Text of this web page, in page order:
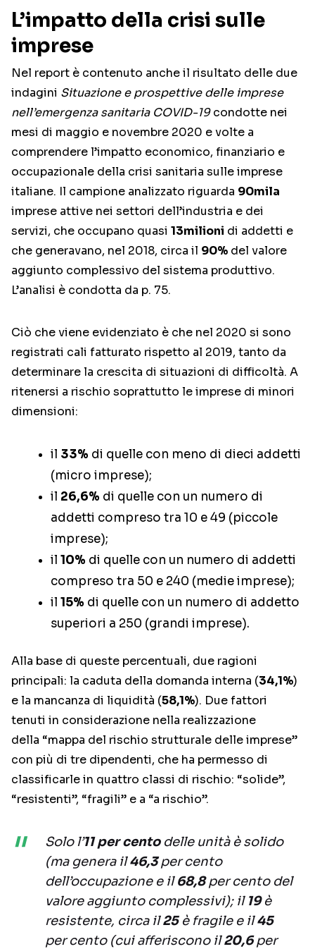
L’impatto della crisi sulle
imprese
Nel report è contenuto anche il risultato delle due
indagini Situazione e prospettive delle imprese
nell’emergenza sanitaria COVID-19condotte nei
mesi di maggio e novembre 2020 e volte a
comprendere l’impatto economico, finanziario e
occupazionale della crisi sanitaria sulle imprese
italiane. Il campione analizzato riguarda 90mila
imprese attive nei settori dell’industria e dei
servizi, che occupano quasi 13milioni di addetti e
che generavano, nel 2018, circa il 90% del valore
aggiunto complessivo del sistema produttivo.
L’analisi è condotta da p. 75.
Ciò che viene evidenziato è che nel 2020 si sono
registrati cali fatturato rispetto al 2019, tanto da
determinare la crescita di situazioni di difficoltà. A
ritenersi a rischio soprattutto le imprese di minori
dimensioni:
il 33% di quelle con meno di dieci addetti
(micro imprese);
il 26,6% di quelle con un numero di
addetti compreso tra 10 e 49 (piccole
imprese);
il 10% di quelle con un numero di addetti
compreso tra 50 e 240 (medie imprese);
il 15% di quelle con un numero di addetto
superiori a 250 (grandi imprese).
Alla base di queste percentuali, due ragioni
principali: la caduta della domanda interna (34,1%)
e la mancanza di liquidità (58,1%). Due fattori
tenuti in considerazione nella realizzazione
della “mappa del rischio strutturale delle imprese”
con più di tre dipendenti, che ha permesso di
classificarle in quattro classi di rischio: “solide”,
“resistenti”, “fragili” e a “a rischio”.
Solo l’11 per centodelle unità è solido
(ma genera il46,3per cento
dell’occupazione e il68,8per cento del
valore aggiunto complessivi); il 19è
resistente, circa il25è fragile e il45
per cento (cui afferiscono il20,6per